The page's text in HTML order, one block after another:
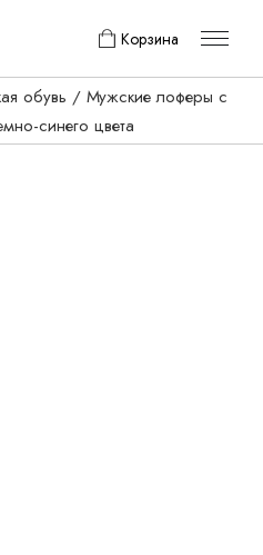
Корзина
обувь
Мужские лоферы с
синего цвета